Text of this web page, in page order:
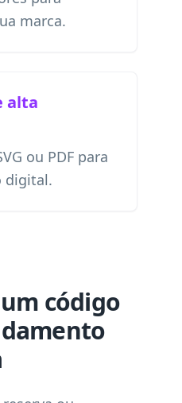
marca.
alta
ou PDF para
digital.
código